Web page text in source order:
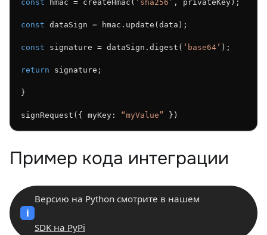
const hmac = createHmac( ‘sha256’ , privateKey);
const dataSign = hmac.update(data);
const signature = dataSign.digest( ‘base64’ );
return signature;
}
signRequest({ myKey: “myValue” })
Пример кода интеграции
i
Версию на Python смотрите в нашем
SDK на PyPi